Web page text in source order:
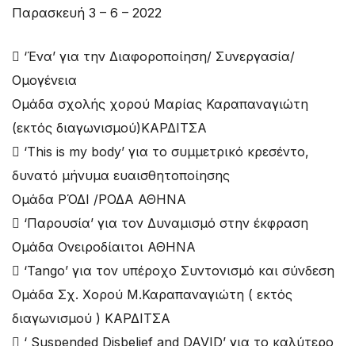
Παρασκευή 3 – 6 – 2022
 ‘Ένα’ για την Διαφοροποίηση/ Συνεργασία/
Ομογένεια
Ομάδα σχολής χορού Μαρίας Καραπαναγιώτη
(εκτός διαγωνισμού)ΚΑΡΔΙΤΣΑ
 ‘This is my body’ για το συμμετρικό κρεσέντο,
δυνατό μήνυμα ευαισθητοποίησης
Ομάδα ΡΌΔΙ /ΡΟΔΑ ΑΘΗΝΑ
 ‘Παρουσία’ για τον Δυναμισμό στην έκφραση
Ομάδα Ονειροδίαιτοι ΑΘΗΝΑ
 ‘Tango’ για τον υπέροχο Συντονισμό και σύνδεση
Ομάδα Σχ. Χορού Μ.Καραπαναγιώτη ( εκτός
διαγωνισμού ) ΚΑΡΔΙΤΣΑ
 ‘ Suspended Disbelief and DAVID’ για το καλύτερο